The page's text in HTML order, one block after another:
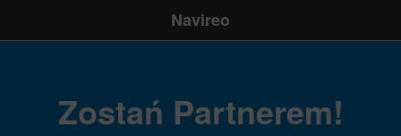
Navireo
Zostań Partnerem!